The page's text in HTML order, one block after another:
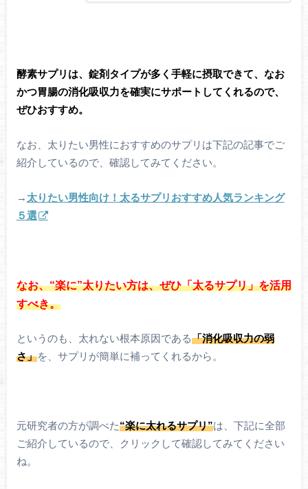
酵素サプリは、錠剤タイプが多く手軽に摂取できて、なお
かつ胃腸の消化吸収力を確実にサポートしてくれるので、
ぜひおすすめ。
なお、太りたい男性におすすめのサプリは下記の記事でご
紹介しているので、確認してみてください。
→ 太りたい男性向け！太るサプリおすすめ人気ランキング
５選
なお、“楽に”太りたい方は、ぜひ「太るサプリ」を活用
すべき。
というのも、太れない根本原因である「消化吸収力の弱
さ」を、サプリが簡単に補ってくれるから。
元研究者の方が調べた“楽に太れるサプリ”は、下記に全部
ご紹介しているので、クリックして確認してみてください
ね。